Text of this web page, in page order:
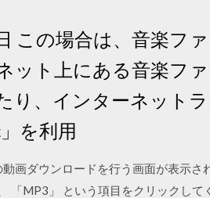
この場合は、音楽フ
ット上にある音楽フ
り、インターネット
を利用
画ダウンロードを行う画面が表示
「MP3」 という項目をクリックして